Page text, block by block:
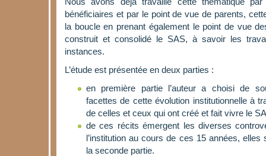
bénéficiaires et par le point de vue de parents,
la boucle en prenant également le point de vue
construit et consolidé le SAS, à savoir les
instances.
L’étude est présentée en deux parties :
en première partie l’auteur a choisi de
facettes de cette évolution institutionnelle à
de celles et ceux qui ont créé et fait vivre le
de ces récits émergent les diverses
l’institution au cours de ces 15 années,
la seconde partie.